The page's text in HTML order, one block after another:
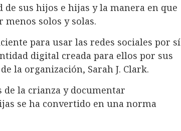
sus hijos e hijas y la manera en que
menos solos y solas.
para usar las redes sociales por sí
digital creada para ellos por sus
la organización, Sarah J. Clark.
de la crianza y documentar
se ha convertido en una norma